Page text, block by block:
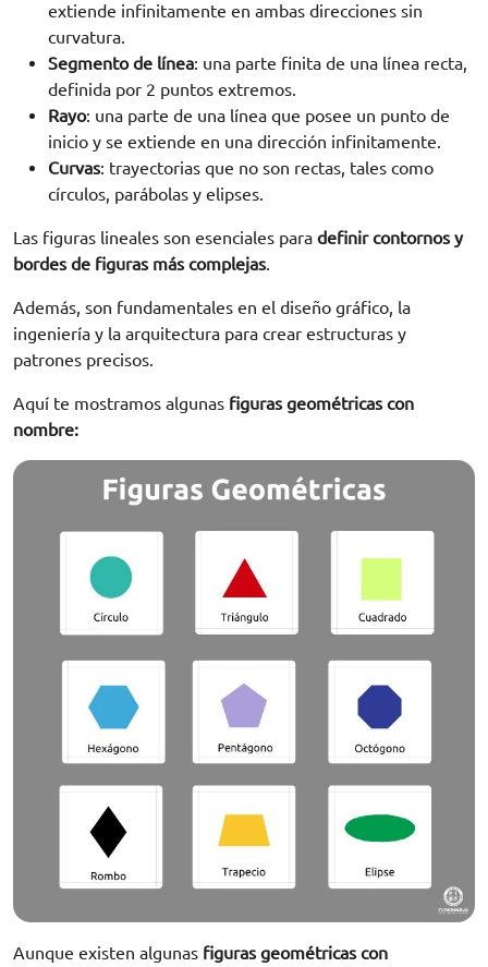
extiende infinitamente en ambas direcciones sin
curvatura.
Segmento de línea: una parte finita de una línea recta,
definida por 2 puntos extremos.
Rayo: una parte de una línea que posee un punto de
inicio y se extiende en una dirección infinitamente.
Curvas: trayectorias que no son rectas, tales como
círculos, parábolas y elipses.
Las figuras lineales son esenciales para definir contornos y
bordes de figuras más complejas.
Además, son fundamentales en el diseño gráfico, la
ingeniería y la arquitectura para crear estructuras y
patrones precisos.
Aquí te mostramos algunas figuras geométricas con
nombre:
Aunque existen algunas figuras geométricas con